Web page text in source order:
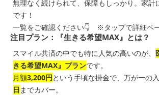
無理なく続けられて、保障もしっかり。家計
です！
一覧をご確認ください👇 ※タップで詳細ペ
注目プラン：『生きる希望MAX』とは？
スマイル共済の中でも特に人気の高いのが、
きる希望MAX』プランです。
月額3,200円という手頃な掛金で、万が一の
日 までカバー。